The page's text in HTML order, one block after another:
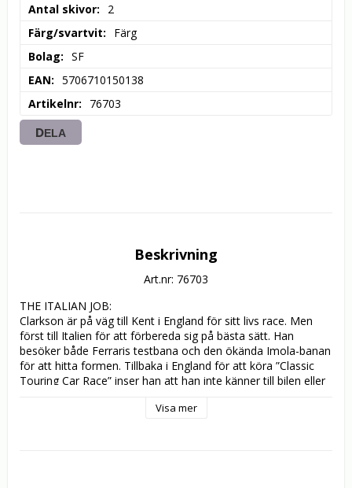
Antal skivor
2
Färg/svartvit
Färg
Bolag
SF
EAN
5706710150138
Artikelnr
76703
DELA
Beskrivning
Art.nr: 76703
THE ITALIAN JOB:
Clarkson är på väg till Kent i England för sitt livs race. Men
först till Italien för att förbereda sig på bästa sätt. Han
besöker både Ferraris testbana och den ökända Imola-banan
för att hitta formen. Tillbaka i England för att köra ”Classic
Touring Car Race” inser han att han inte känner till bilen eller
Visa mer